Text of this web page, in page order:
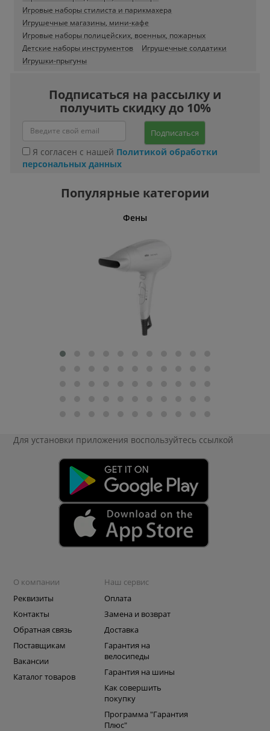
Игровые наборы стилиста и парикмахера
Игрушечные магазины, мини-кафе
Игровые наборы полицейских, военных, пожарных
Детские наборы инструментов
Игрушечные солдатики
Игрушки-прыгуны
Подписаться на рассылку и
получить скидку до 10%
Подписаться
Я согласен с нашей Политикой обработки
персональных данных
Популярные категории
Фены
Для установки приложения воспользуйтесь ссылкой
О компании
Реквизиты
Контакты
Обратная связь
Поставщикам
Вакансии
Каталог товаров
Наш сервис
Оплата
Замена и возврат
Доставка
Гарантия на
велосипеды
Гарантия на шины
Как совершить
покупку
Программа "Гарантия
Плюс"